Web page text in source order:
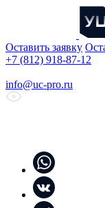
Оставить заявку
+7 (812) 918-87-12
info@uc-pro.ru